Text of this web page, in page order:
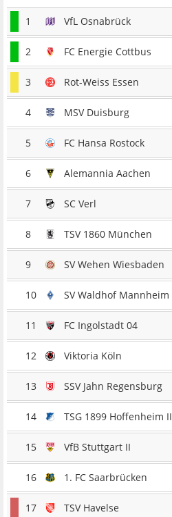
1
VfL Osnabrück
2 FC Energie Cottbus
3 Rot-Weiss Essen
4 MSV Duisburg
5 FC Hansa Rostock
6 Alemannia Aachen
7 SC Verl
8 TSV 1860 München
9 SV Wehen Wiesbaden
10 SV Waldhof Mannheim
11 FC Ingolstadt 04
12 Viktoria Köln
13 SSV Jahn Regensburg
14 TSG 1899 Hoffenheim II
15 VfB Stuttgart II
16 1. FC Saarbrücken
17 TSV Havelse